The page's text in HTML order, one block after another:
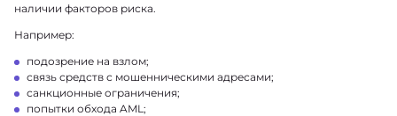
наличии факторов риска.
Например:
подозрение на взлом;
связь средств с мошенническими адресами;
санкционные ограничения;
попытки обхода AML;